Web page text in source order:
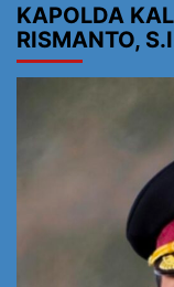
KAPOLDA
RISMANTO,